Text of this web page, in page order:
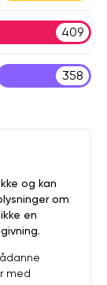
409
358
og kan
om
en
med